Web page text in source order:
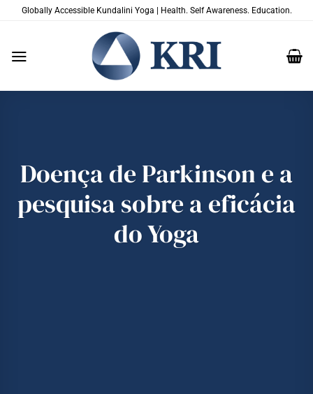
Globally Accessible Kundalini Yoga | Health. Self Awareness. Education.
Doença de Parkinson e a
pesquisa sobre a eficácia
do Yoga